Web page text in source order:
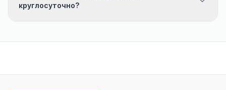
круглосуточно?